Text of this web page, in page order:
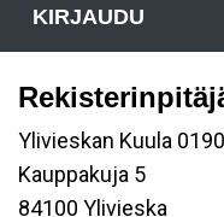
KIRJAUDU
Ylivieskan Kuula
Kauppakuja 5
84100 Ylivieska